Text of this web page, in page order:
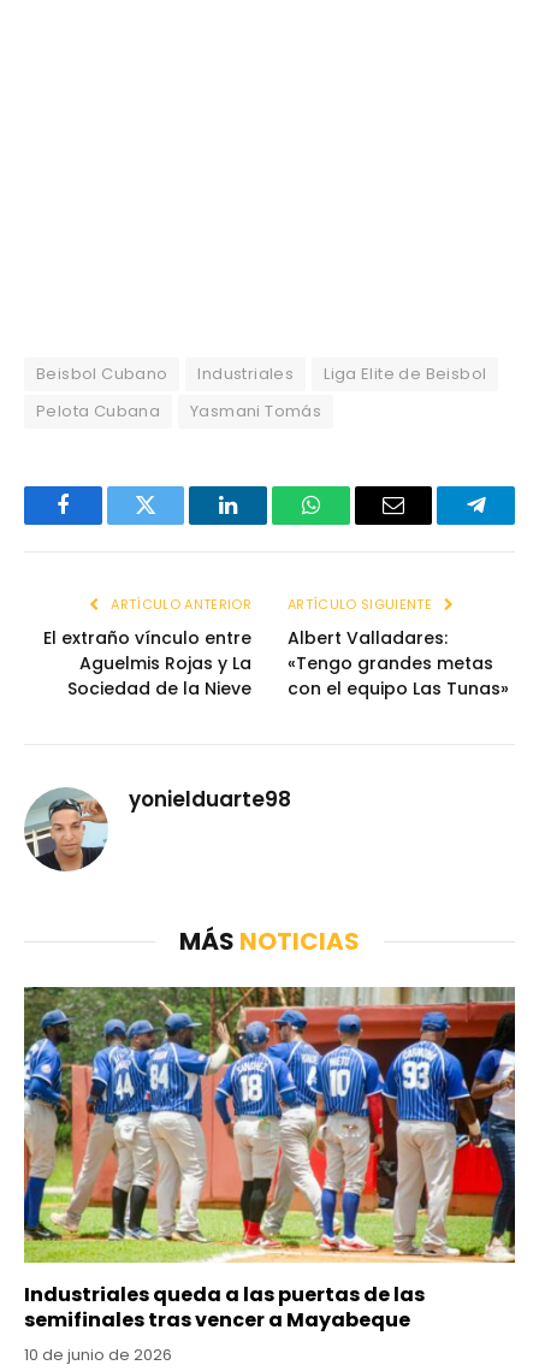
Beisbol Cubano Industriales
Liga Elite de Beisbol
Pelota Cubana
Yasmani Tomás
FacebookTwitter LinkedInWhatsAppEmail
ARTÍCULO ANTERIOR
El extraño vínculo entre
Aguelmis Rojas y La
Sociedad de la Nieve
ARTÍCULO SIGUIENTE
Albert Valladares:
«Tengo grandes metas
con el equipo Las Tunas»
yonielduarte98
MÁS NOTICIAS
Industriales queda a las puertas de las
semifinales tras vencer a Mayabeque
10 de junio de 2026